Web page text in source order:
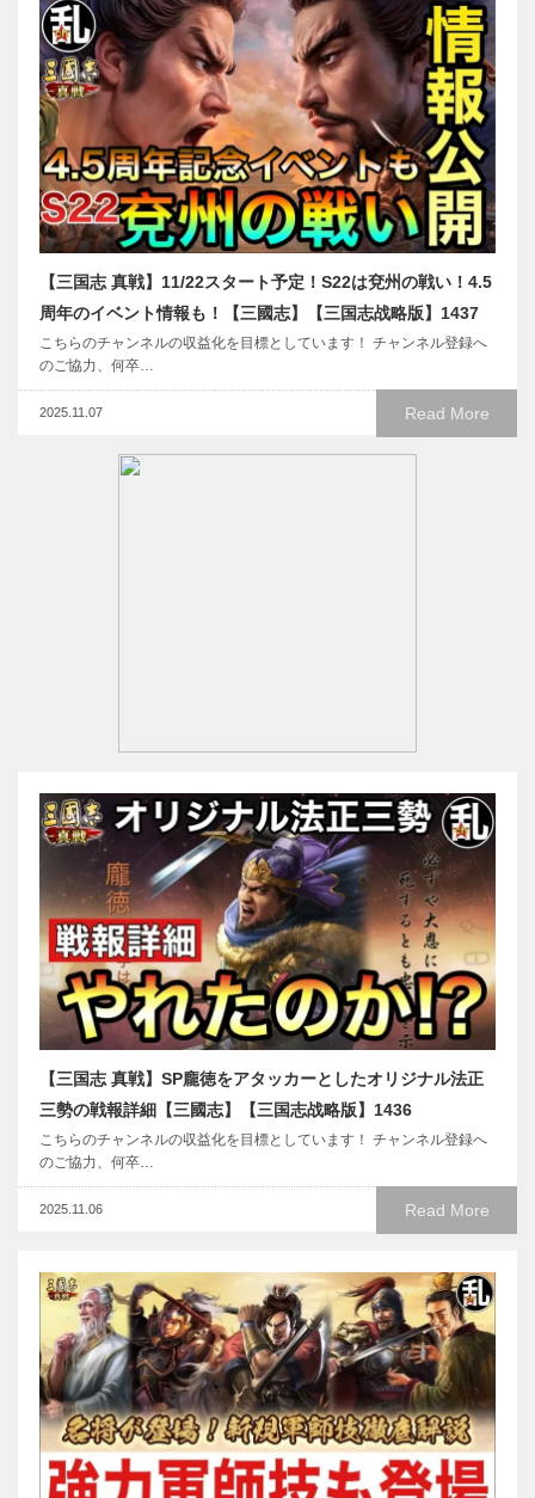
【三国志 真戦】11/22スタート予定！S22は兗州の戦い！4.5
周年のイベント情報も！【三國志】【三国志战略版】1437
こちらのチャンネルの収益化を目標としています！ チャンネル登録へ
のご協力、何卒…
Read More
2025.11.07
【三国志 真戦】SP龐徳をアタッカーとしたオリジナル法正
三勢の戦報詳細【三國志】【三国志战略版】1436
こちらのチャンネルの収益化を目標としています！ チャンネル登録へ
のご協力、何卒…
Read More
2025.11.06